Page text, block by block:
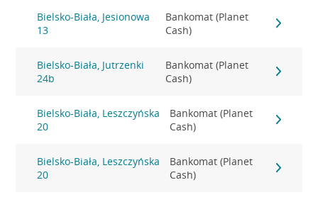
Bielsko-Biała, Jesionowa
13
Bankomat (Planet
Cash)
Bielsko-Biała, Jutrzenki
24b
Bankomat (Planet
Cash)
Bielsko-Biała, Leszczyńska
20
Bankomat (Planet
Cash)
Bielsko-Biała, Leszczyńska
20
Bankomat (Planet
Cash)